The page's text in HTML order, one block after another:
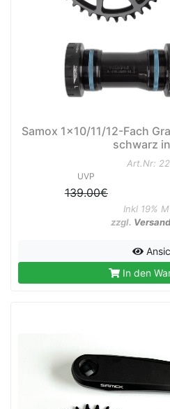
Samox 1x10/11/12-Fach
schwarz
Art.Nr:
UVP
139.00€
Inkl 19%
zzgl.
In den